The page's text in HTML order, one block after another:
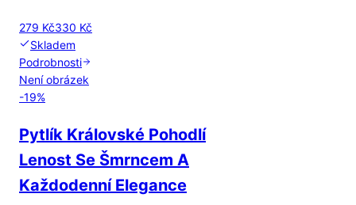
279 Kč330 Kč
Skladem
Podrobnosti
Není obrázek
-19%
Pytlík Královské Pohodlí
Lenost Se Šmrncem A
Každodenní Elegance